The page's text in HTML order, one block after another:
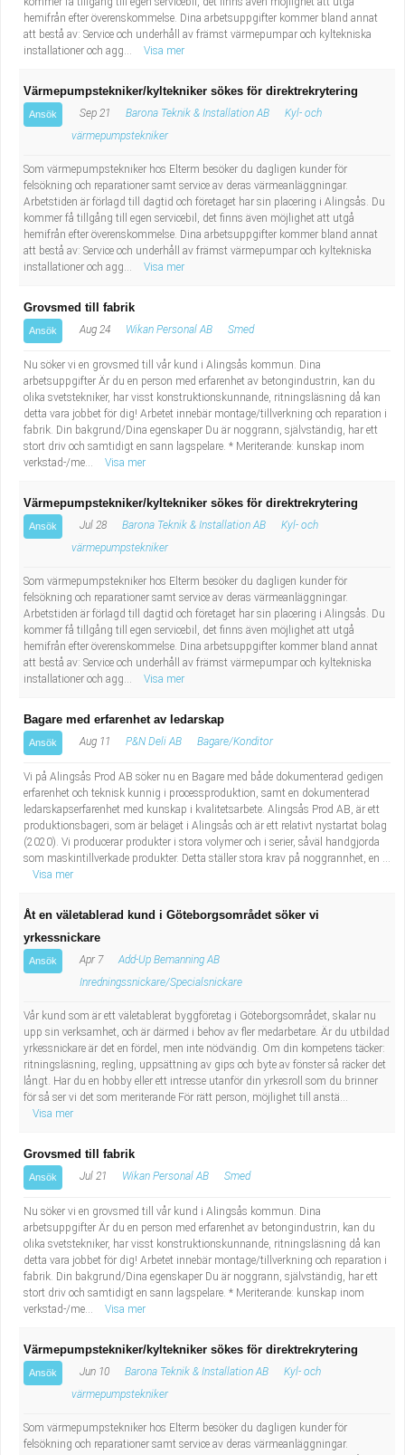
hemifrån efter överenskommelse. Dina arbetsuppgifter kommer bland annat
att bestå av: Service och underhåll av främst värmepumpar och kyltekniska
installationer och agg...
Visa mer
Värmepumpstekniker/kyltekniker sökes för direktrekrytering
Ansök Sep 21 Barona Teknik & Installation AB
Kyl- och
värmepumpstekniker
Som värmepumpstekniker hos Elterm besöker du dagligen kunder för
felsökning och reparationer samt service av deras värmeanläggningar.
Arbetstiden är förlagd till dagtid och företaget har sin placering i Alingsås. Du
kommer få tillgång till egen servicebil, det finns även möjlighet att utgå
hemifrån efter överenskommelse. Dina arbetsuppgifter kommer bland annat
att bestå av: Service och underhåll av främst värmepumpar och kyltekniska
installationer och agg...
Visa mer
Grovsmed till fabrik
Ansök Aug 24 Wikan Personal AB Smed
Nu söker vi en grovsmed till vår kund i Alingsås kommun. Dina
arbetsuppgifter Är du en person med erfarenhet av betongindustrin, kan du
olika svetstekniker, har visst konstruktionskunnande, ritningsläsning då kan
detta vara jobbet för dig! Arbetet innebär montage/tillverkning och reparation i
fabrik. Din bakgrund/Dina egenskaper Du är noggrann, självständig, har ett
stort driv och samtidigt en sann lagspelare. * Meriterande: kunskap inom
verkstad-/me...
Visa mer
Värmepumpstekniker/kyltekniker sökes för direktrekrytering
Ansök Jul 28 Barona Teknik & Installation AB
Kyl- och
värmepumpstekniker
Som värmepumpstekniker hos Elterm besöker du dagligen kunder för
felsökning och reparationer samt service av deras värmeanläggningar.
Arbetstiden är förlagd till dagtid och företaget har sin placering i Alingsås. Du
kommer få tillgång till egen servicebil, det finns även möjlighet att utgå
hemifrån efter överenskommelse. Dina arbetsuppgifter kommer bland annat
att bestå av: Service och underhåll av främst värmepumpar och kyltekniska
installationer och agg...
Visa mer
Bagare med erfarenhet av ledarskap
Ansök Aug 11 P&N Deli AB Bagare/Konditor
Vi på Alingsås Prod AB söker nu en Bagare med både dokumenterad gedigen
erfarenhet och teknisk kunnig i processproduktion, samt en dokumenterad
ledarskapserfarenhet med kunskap i kvalitetsarbete. Alingsås Prod AB, är ett
produktionsbageri, som är beläget i Alingsås och är ett relativt nystartat bolag
(2020). Vi producerar produkter i stora volymer och i serier, såväl handgjorda
som maskintillverkade produkter. Detta ställer stora krav på noggrannhet, en ...
Visa mer
Åt en väletablerad kund i Göteborgsområdet söker vi
yrkessnickare
Ansök Apr 7
Add-Up Bemanning AB
Inredningssnickare/Specialsnickare
Vår kund som är ett väletablerat byggföretag i Göteborgsområdet, skalar nu
upp sin verksamhet, och är därmed i behov av fler medarbetare. Är du utbildad
yrkessnickare är det en fördel, men inte nödvändig. Om din kompetens täcker:
ritningsläsning, regling, uppsättning av gips och byte av fönster så räcker det
långt. Har du en hobby eller ett intresse utanför din yrkesroll som du brinner
för så ser vi det som meriterande För rätt person, möjlighet till anstä...
Visa mer
Grovsmed till fabrik
Ansök Jul 21 Wikan Personal AB Smed
Nu söker vi en grovsmed till vår kund i Alingsås kommun. Dina
arbetsuppgifter Är du en person med erfarenhet av betongindustrin, kan du
olika svetstekniker, har visst konstruktionskunnande, ritningsläsning då kan
detta vara jobbet för dig! Arbetet innebär montage/tillverkning och reparation i
fabrik. Din bakgrund/Dina egenskaper Du är noggrann, självständig, har ett
stort driv och samtidigt en sann lagspelare. * Meriterande: kunskap inom
verkstad-/me...
Visa mer
Värmepumpstekniker/kyltekniker sökes för direktrekrytering
Ansök Jun 10 Barona Teknik & Installation AB
Kyl- och
värmepumpstekniker
Som värmepumpstekniker hos Elterm besöker du dagligen kunder för
felsökning och reparationer samt service av deras värmeanläggningar.